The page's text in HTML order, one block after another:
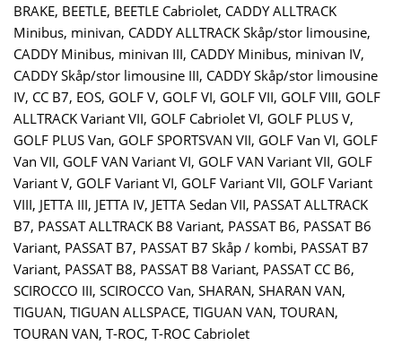
BRAKE, BEETLE, BEETLE Cabriolet, CADDY ALLTRACK
Minibus, minivan, CADDY ALLTRACK Skåp/stor limousine,
CADDY Minibus, minivan III, CADDY Minibus, minivan IV,
CADDY Skåp/stor limousine III, CADDY Skåp/stor limousine
IV, CC B7, EOS, GOLF V, GOLF VI, GOLF VII, GOLF VIII, GOLF
ALLTRACK Variant VII, GOLF Cabriolet VI, GOLF PLUS V,
GOLF PLUS Van, GOLF SPORTSVAN VII, GOLF Van VI, GOLF
Van VII, GOLF VAN Variant VI, GOLF VAN Variant VII, GOLF
Variant V, GOLF Variant VI, GOLF Variant VII, GOLF Variant
VIII, JETTA III, JETTA IV, JETTA Sedan VII, PASSAT ALLTRACK
B7, PASSAT ALLTRACK B8 Variant, PASSAT B6, PASSAT B6
Variant, PASSAT B7, PASSAT B7 Skåp / kombi, PASSAT B7
Variant, PASSAT B8, PASSAT B8 Variant, PASSAT CC B6,
SCIROCCO III, SCIROCCO Van, SHARAN, SHARAN VAN,
TIGUAN, TIGUAN ALLSPACE, TIGUAN VAN, TOURAN,
TOURAN VAN, T-ROC, T-ROC Cabriolet